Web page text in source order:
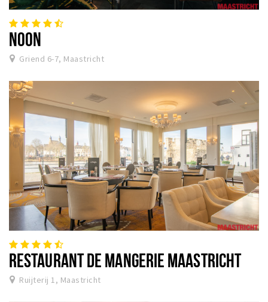
NOON
Griend 6-7, Maastricht
RESTAURANT DE MANGERIE MAASTRICHT
Ruijterij 1, Maastricht